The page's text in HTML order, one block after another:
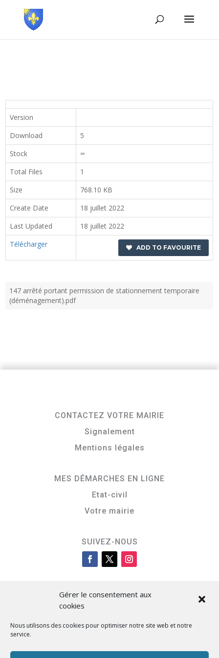
Gérer le consentement aux
cookies
Nous utilisons des cookies pour optimiser notre site web et notre
service.
Version
Download
5
Stock
∞
Total Files
1
Size
768.10 KB
Create Date
18 juillet 2022
Last Updated
18 juillet 2022
Télécharger
ADD TO FAVOURITE
147 arrêté portant permission de stationnement temporaire
(déménagement).pdf
CONTACTEZ VOTRE MAIRIE
Signalement
Mentions légales
MES DÉMARCHES EN LIGNE
Etat-civil
Votre mairie
SUIVEZ-NOUS
Cità di L’Isula